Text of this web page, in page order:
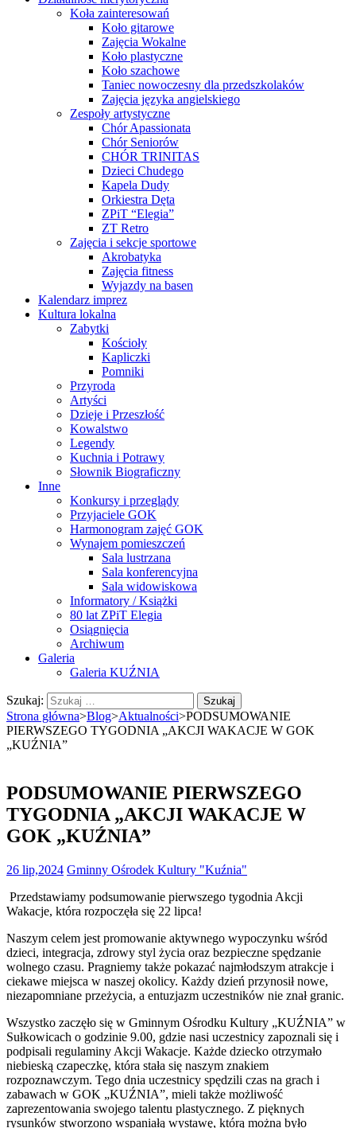
Koła zainteresowań
Koło gitarowe
Zajęcia Wokalne
Koło plastyczne
Koło szachowe
Taniec nowoczesny dla przedszkolaków
Zajęcia języka angielskiego
Zespoły artystyczne
Chór Apassionata
Chór Seniorów
CHÓR TRINITAS
Dzieci Chudego
Kapela Dudy
Orkiestra Dęta
ZPiT “Elegia”
ZT Retro
Zajęcia i sekcje sportowe
Akrobatyka
Zajęcia fitness
Wyjazdy na basen
Kalendarz imprez
Kultura lokalna
Zabytki
Kościoły
Kapliczki
Pomniki
Przyroda
Artyści
Dzieje i Przeszłość
Kowalstwo
Legendy
Kuchnia i Potrawy
Słownik Biograficzny
Inne
Konkursy i przeglądy
Przyjaciele GOK
Harmonogram zajęć GOK
Wynajem pomieszczeń
Sala lustrzana
Sala konferencyjna
Sala widowiskowa
Informatory / Książki
80 lat ZPiT Elegia
Osiągnięcia
Archiwum
Galeria
Galeria KUŹNIA
Szukaj:
Strona główna>Blog>Aktualności>PODSUMOWANIE
PIERWSZEGO TYGODNIA „AKCJI WAKACJE W GOK
„KUŹNIA”
PODSUMOWANIE PIERWSZEGO
TYGODNIA „AKCJI WAKACJE W
GOK „KUŹNIA”
26 lip,2024 Gminny Ośrodek Kultury "Kuźnia"
Przedstawiamy podsumowanie pierwszego tygodnia Akcji
Wakacje, która rozpoczęła się 22 lipca!
Naszym celem jest promowanie aktywnego wypoczynku wśród
dzieci, integracja, zdrowy styl życia oraz bezpieczne spędzanie
wolnego czasu. Pragniemy także pokazać najmłodszym atrakcje i
ciekawe miejsca w naszej okolicy. Każdy dzień przynosił nowe,
niezapomniane przeżycia, a entuzjazm uczestników nie znał granic.
Wszystko zaczęło się w Gminnym Ośrodku Kultury „KUŹNIA” w
Sułkowicach o godzinie 9.00, gdzie nasi uczestnicy zapoznali się i
podpisali regulaminy Akcji Wakacje. Każde dziecko otrzymało
niebieską czapeczkę, która stała się naszym znakiem
rozpoznawczym. Tego dnia uczestnicy spędzili czas na grach i
zabawach w GOK „KUŹNIA”, mieli także możliwość
zaprezentowania swojego talentu plastycznego. Z pięknych
rysunków stworzono wspaniałą wystawę, którą można było